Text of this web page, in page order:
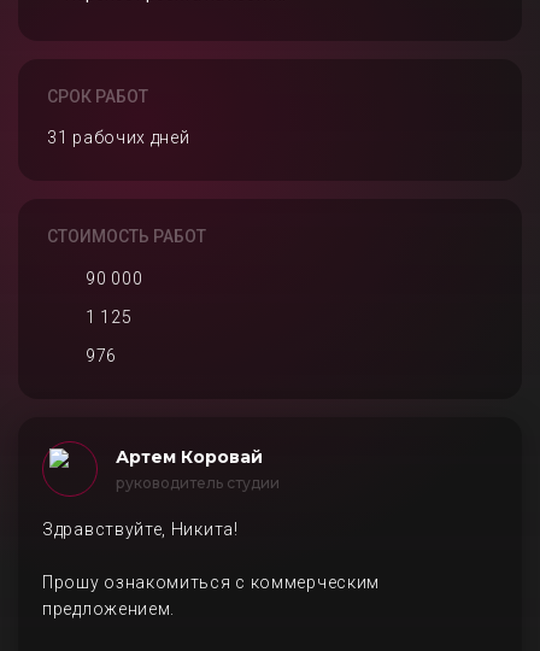
СРОК РАБОТ
31 рабочих дней
СТОИМОСТЬ РАБОТ
90 000
1 125
976
Артем Коровай
руководитель студии
Здравствуйте, Никита!
Прошу ознакомиться с коммерческим
предложением.